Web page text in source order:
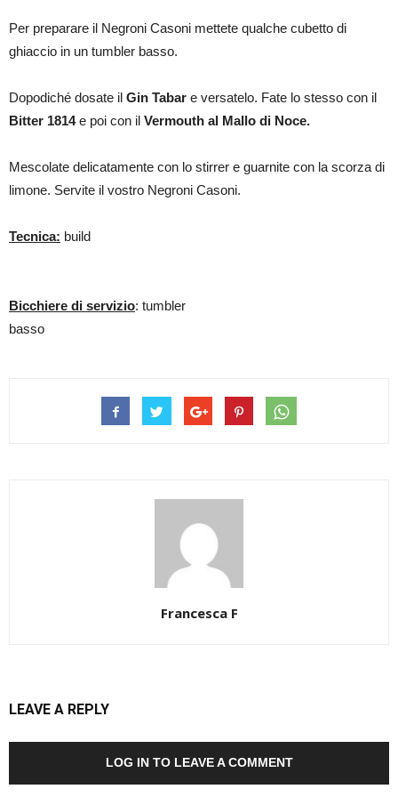
Per preparare il Negroni Casoni mettete qualche cubetto di
ghiaccio in un tumbler basso.
Dopodiché dosate il Gin Tabar e versatelo. Fate lo stesso con il
Bitter 1814e poi con il Vermouth al Mallo di Noce.
Mescolate delicatamente con lo stirrer e guarnite con la scorza di
limone. Servite il vostro Negroni Casoni.
Tecnica: build
Bicchiere di servizio: tumbler
basso
Francesca F
LEAVE A REPLY
LOG IN TO LEAVE A COMMENT